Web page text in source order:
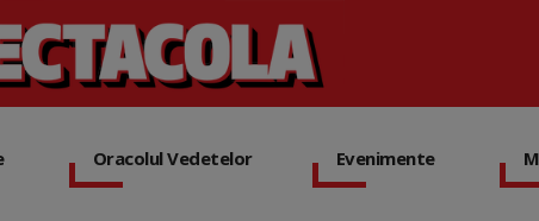
Oracolul Vedetelor Evenimente